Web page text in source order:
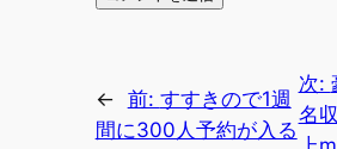
← 前: すすきので1週
間に300人予約が入る
次:
名